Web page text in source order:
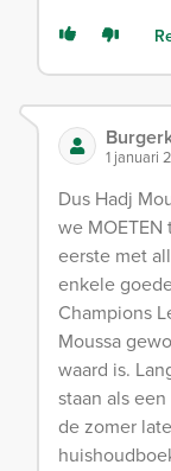
1 januari
Dus Hadj
we
eerste met
enkele
Champions
Moussa
waard is.
staan als
de zomer